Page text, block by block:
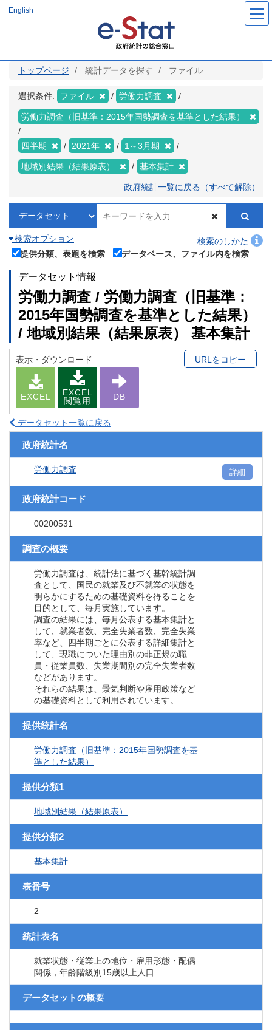
ツ
English
トップページ 統計データを探す ファイル
選択条件: ファイル 労働力調査
労働力調査（旧基準：2015年国勢調査を基準とした結果）
四半期 2021年 1～3月期
地域別結果（結果原表） 基本集計
政府統計一覧に戻る（すべて解除）
検索オプション
検索のしかた
提供分類、表題を検索
データベース、ファイル内を検索
データセット情報
労働力調査 / 労働力調査（旧基準：
2015年国勢調査を基準とした結果）
/ 地域別結果（結果原表） 基本集計
表示・ダウンロード
EXCEL
EXCEL
閲覧用
DB
URLをコピー
データセット一覧に戻る
政府統計名
労働力調査 詳細
政府統計コード
00200531
調査の概要
労働力調査は、統計法に基づく基幹統計調
査として、国民の就業及び不就業の状態を
明らかにするための基礎資料を得ることを
目的として、毎月実施しています。
調査の結果には、毎月公表する基本集計と
して、就業者数、完全失業者数、完全失業
率など、四半期ごとに公表する詳細集計と
して、現職についた理由別の非正規の職
員・従業員数、失業期間別の完全失業者数
などがあります。
それらの結果は、景気判断や雇用政策など
の基礎資料として利用されています。
提供統計名
労働力調査（旧基準：2015年国勢調査を基
準とした結果）
提供分類1
地域別結果（結果原表）
提供分類2
基本集計
表番号
2
統計表名
就業状態・従業上の地位・雇用形態・配偶
関係，年齢階級別15歳以上人口
データセットの概要